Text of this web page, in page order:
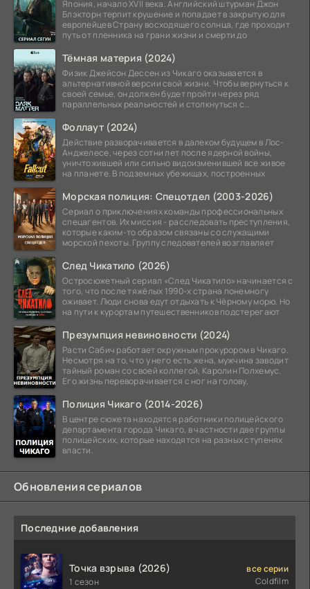
Япония, начало XVII века. Английский штурман Джон
Блэкторн терпит крушение и попадает в закрытую для
европейцев Страну восходящего солнца, где проходит
путь от пленника на грани жизни и смерти до
Тёмная материя (2024)
Физик Джейсон Дессен из Чикаго оказывается в
альтернативной версии свой жизни. Чтобы вернуться к
своей семье, он должен будет пройти через ряд
параллельных реальностей и столкнуться с
Фоллаут (2024)
Действие разворачивается в далеком будущем в Лос-
Анджелесе, через сотни лет после ядерной войны,
уничтожившей или сильно видоизменившей все живое
на планете. В подземных убежищах, построенных
Морская полиция: Спецотдел (2003-2026)
Сериал о приключениях команды профессиональных
спецагентов. Их миссия - расследовать преступления,
которые каким-то образом связаны со служащими
морской пехоты. Группу следователей возглавляет
След Чикатило (2026)
Остросюжетный сериал «След Чикатило» начинается с
того, что после тяжёлых 1990-х страна понемногу
оживает. Люди снова едут отдыхать к Чёрному морю. Но
на пути к курортам путешественников подстерегают
Презумпция невиновности (2024)
Расти Сабич работает окружным прокурором в Чикаго.
Несмотря на то, что у него есть жена, мужчина заводит
тайный роман со своей коллегой, Каролин Полхемус.
Его жизнь переворачивается с ног на голову,
Полиция Чикаго (2014-2026)
В центре сюжета находятся работники полицейского
департамента города Чикаго, в частности две группы
полицейских, которые находятся на разных ступенях
власти.
Обновления сериалов
Последние добавления
Точка взрыва (2026)
1 сезон
все серии
Coldfilm